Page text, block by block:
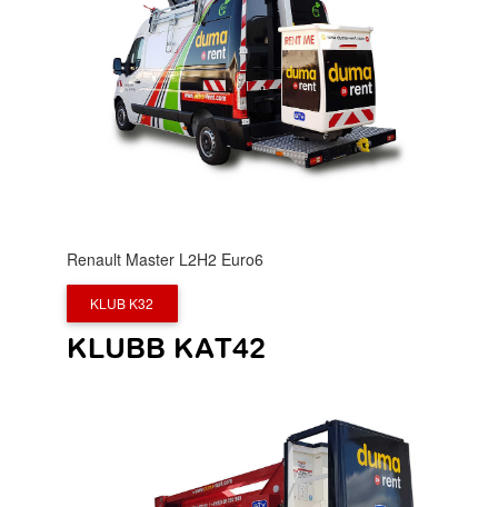
Renault Master L2H2 Euro6
KLUB K32
KLUBB KAT42